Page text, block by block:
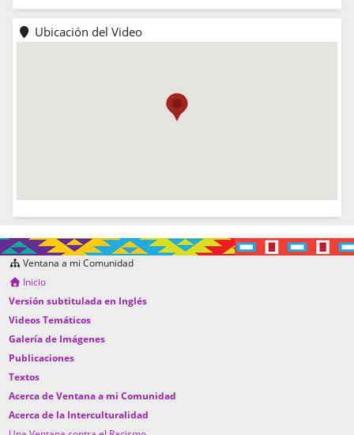
Ubicación del Video
Ventana a mi Comunidad
Inicio
Versión subtitulada en Inglés
Videos Temáticos
Galería de Imágenes
Publicaciones
Textos
Acerca de Ventana a mi Comunidad
Acerca de la Interculturalidad